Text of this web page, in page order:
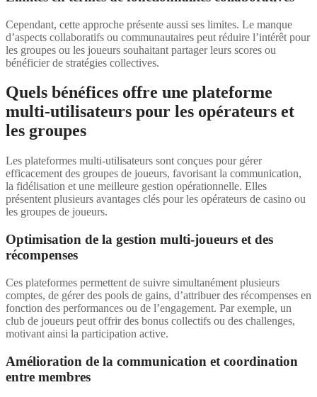
Cependant, cette approche présente aussi ses limites. Le manque
d’aspects collaboratifs ou communautaires peut réduire l’intérêt pour
les groupes ou les joueurs souhaitant partager leurs scores ou
bénéficier de stratégies collectives.
Quels bénéfices offre une plateforme
multi-utilisateurs pour les opérateurs et
les groupes
Les plateformes multi-utilisateurs sont conçues pour gérer
efficacement des groupes de joueurs, favorisant la communication,
la fidélisation et une meilleure gestion opérationnelle. Elles
présentent plusieurs avantages clés pour les opérateurs de casino ou
les groupes de joueurs.
Optimisation de la gestion multi-joueurs et des
récompenses
Ces plateformes permettent de suivre simultanément plusieurs
comptes, de gérer des pools de gains, d’attribuer des récompenses en
fonction des performances ou de l’engagement. Par exemple, un
club de joueurs peut offrir des bonus collectifs ou des challenges,
motivant ainsi la participation active.
Amélioration de la communication et coordination
entre membres